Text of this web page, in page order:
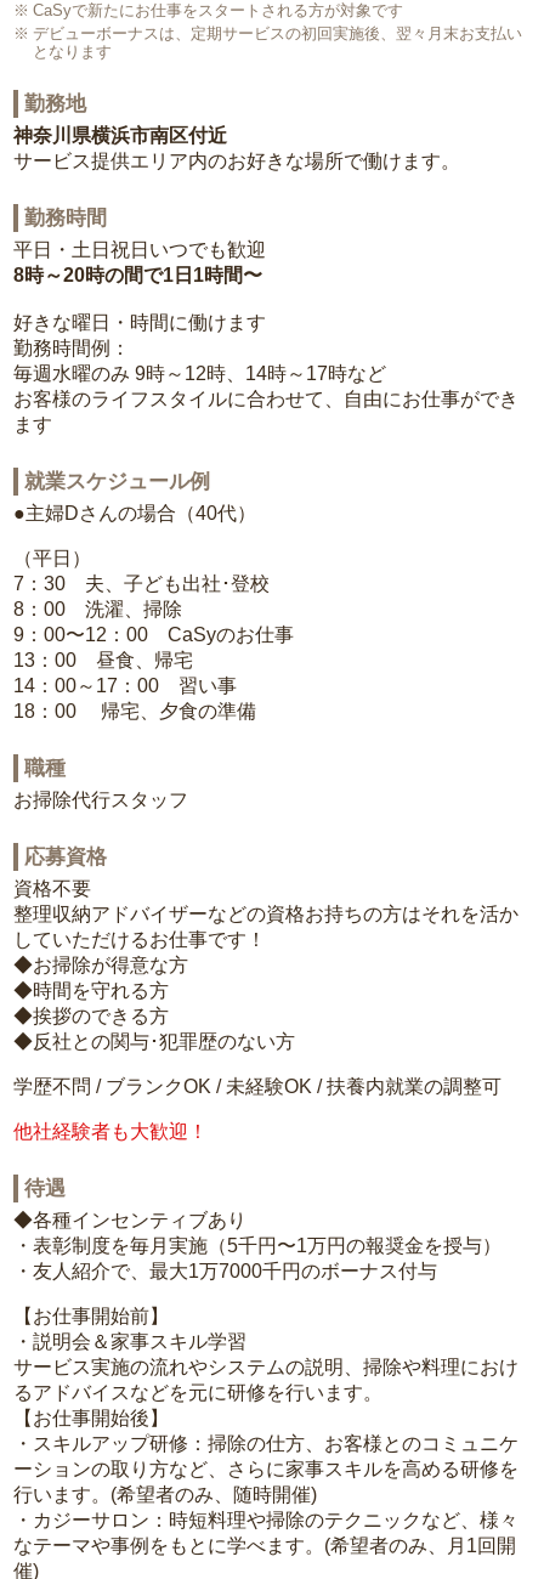
CaSyで新たにお仕事をスタートされる方が対象です
デビューボーナスは、定期サービスの初回実施後、翌々月末お支払い
となります
勤務地
神奈川県横浜市南区付近
サービス提供エリア内のお好きな場所で働けます。
勤務時間
平日・土日祝日いつでも歓迎
8時～20時の間で1日1時間〜
好きな曜日・時間に働けます
勤務時間例：
毎週水曜のみ 9時～12時、14時～17時など
お客様のライフスタイルに合わせて、自由にお仕事ができ
ます
就業スケジュール例
●主婦Dさんの場合（40代）
（平日）
7：30 夫、子ども出社･登校
8：00 洗濯、掃除
9：00〜12：00 CaSyのお仕事
13：00 昼食、帰宅
14：00～17：00 習い事
18：00 帰宅、夕食の準備
職種
お掃除代行スタッフ
応募資格
資格不要
整理収納アドバイザーなどの資格お持ちの方はそれを活か
していただけるお仕事です！
◆お掃除が得意な方
◆時間を守れる方
◆挨拶のできる方
◆反社との関与･犯罪歴のない方
学歴不問 / ブランクOK / 未経験OK / 扶養内就業の調整可
他社経験者も大歓迎！
待遇
◆各種インセンティブあり
・表彰制度を毎月実施（5千円〜1万円の報奨金を授与）
・友人紹介で、最大1万7000千円のボーナス付与
【お仕事開始前】
・説明会＆家事スキル学習
サービス実施の流れやシステムの説明、掃除や料理におけ
るアドバイスなどを元に研修を行います。
【お仕事開始後】
・スキルアップ研修：掃除の仕方、お客様とのコミュニケ
ーションの取り方など、さらに家事スキルを高める研修を
行います。(希望者のみ、随時開催)
・カジーサロン：時短料理や掃除のテクニックなど、様々
なテーマや事例をもとに学べます。(希望者のみ、月1回開
催)